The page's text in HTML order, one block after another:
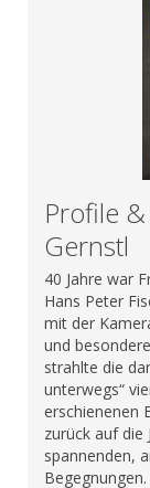
Profile
Gernstl
40 Jahre war
Hans Peter
mit der
und
strahlte die
unterwegs“
erschienenen
zurück auf die
spannenden,
Begegnungen.